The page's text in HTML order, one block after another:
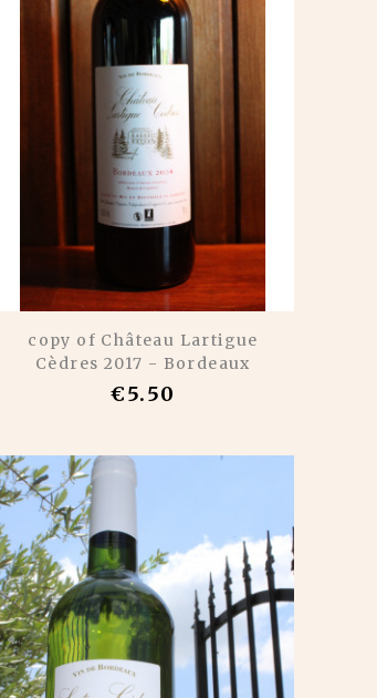
copy of Château Lartigue
Cèdres 2017 - Bordeaux
€5.50